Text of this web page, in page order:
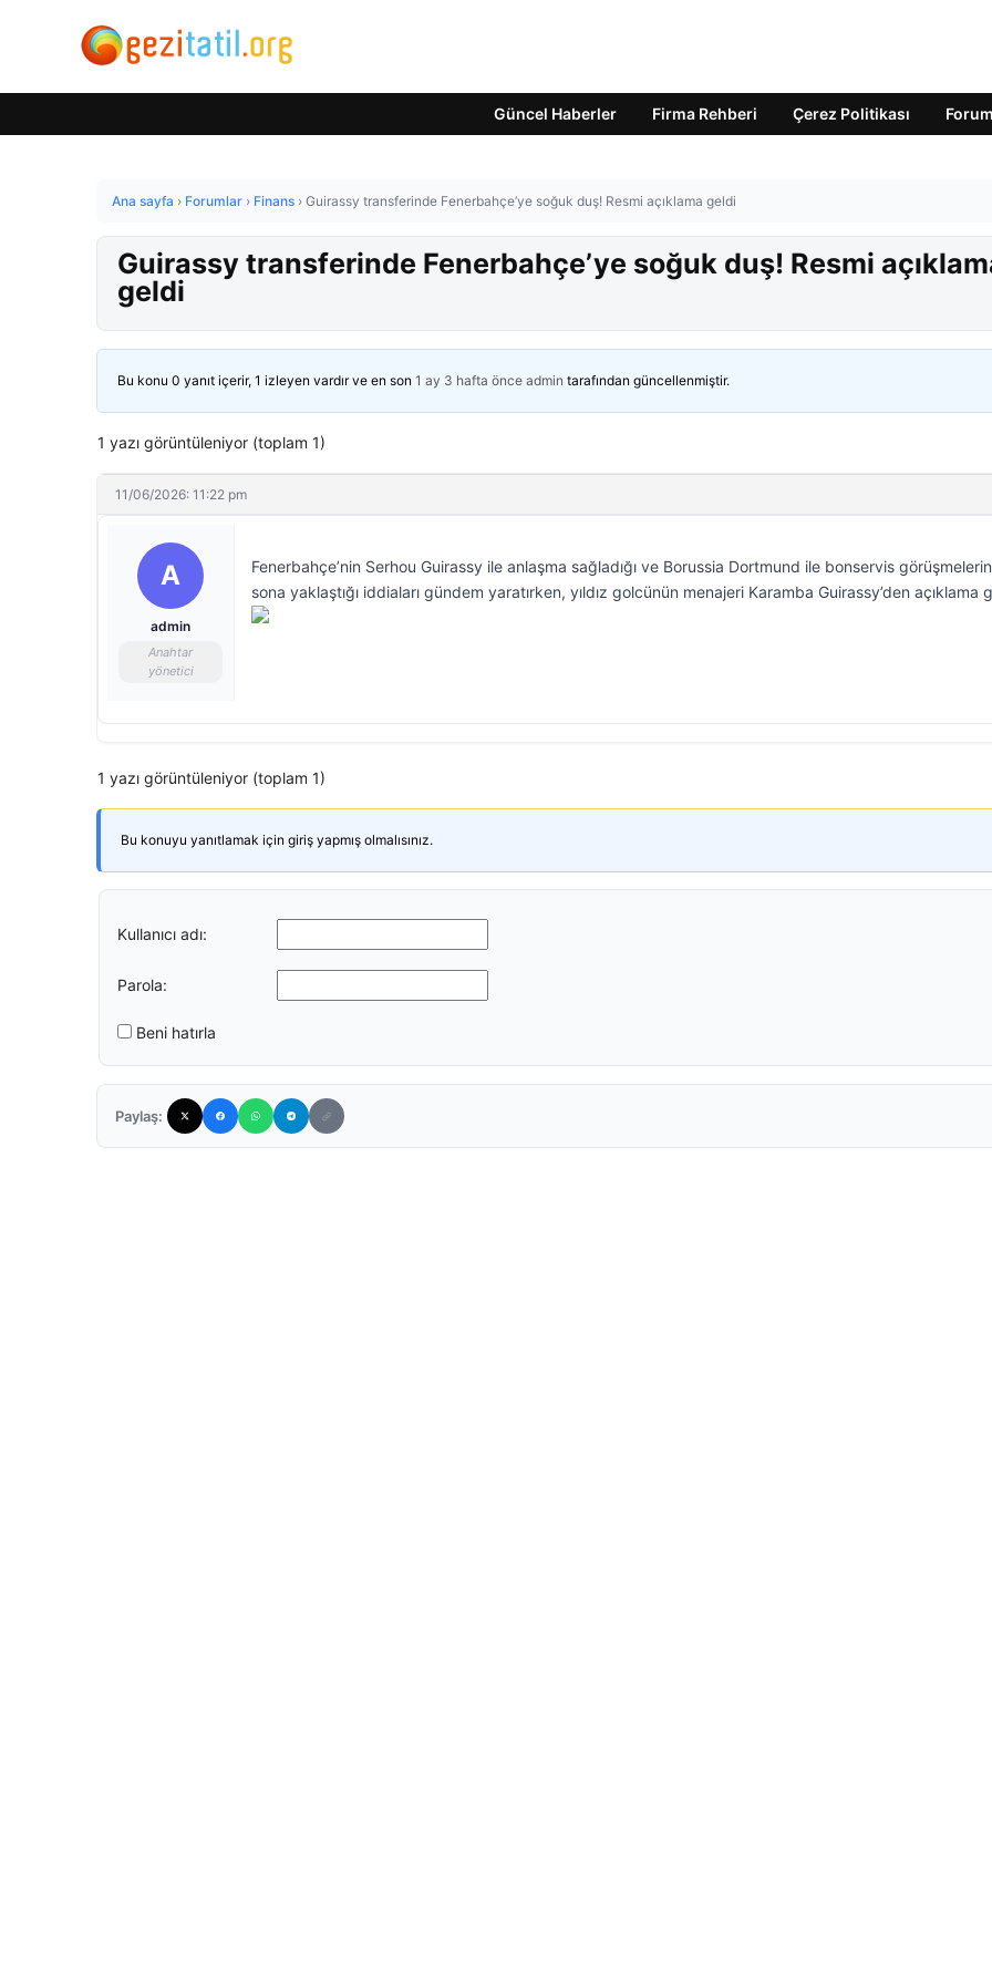
Güncel Haberler Firma Rehberi Çerez Politikası Forum
Ana sayfa › Forumlar › Finans › Guirassy transferinde Fenerbahçe’ye soğuk duş! Resmi açıklama geldi
Guirassy transferinde Fenerbahçe’ye soğuk duş! Resmi
geldi
Bu konu 0 yanıt içerir, 1 izleyen vardır ve en son 1 ay 3 hafta önce admin tarafından güncellenmiştir.
1 yazı görüntüleniyor (toplam 1)
11/06/2026: 11:22 pm
A
admin
Anahtar
yönetici
Fenerbahçe’nin Serhou Guirassy ile anlaşma sağladığı ve Borussia Dortmund ile bonservis
sona yaklaştığı iddiaları gündem yaratırken, yıldız golcünün menajeri Karamba Guirassy’den açıklama
1 yazı görüntüleniyor (toplam 1)
Bu konuyu yanıtlamak için giriş yapmış olmalısınız.
Kullanıcı adı:
Parola:
Beni hatırla
Paylaş: